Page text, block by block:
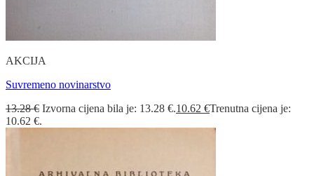
AKCIJA
Suvremeno novinarstvo
13.28€ Izvorna cijena bila je: 13.28 €.10.62 €Trenutna cijena je:
10.62 €.